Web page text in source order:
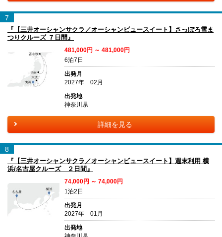
7
『【三井オーシャンサクラ／オーシャンビュースイート】さっぽろ雪ま
つりクルーズ ７日間』
481,000円 ～ 481,000円
6泊7日
出発月
2027年 02月
出発地
神奈川県
詳細を見る
8
『【三井オーシャンサクラ／オーシャンビュースイート】週末利用 横
浜/名古屋クルーズ ２日間』
74,000円 ～ 74,000円
1泊2日
出発月
2027年 01月
出発地